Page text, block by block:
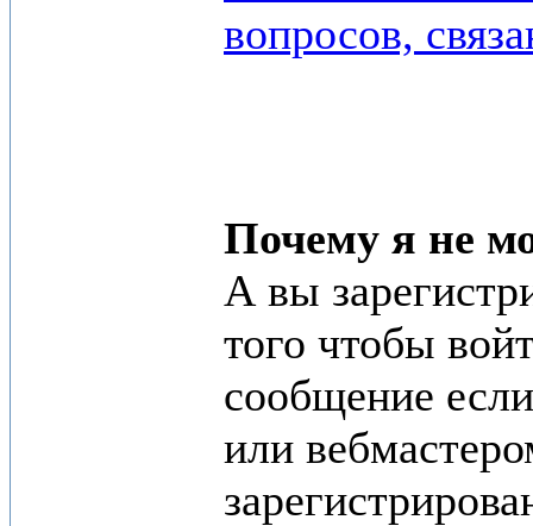
вопросов,
Почему я не
А вы
того чтобы
сообщение
или